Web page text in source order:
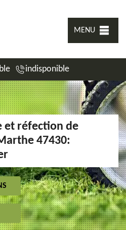
MENU
indisponible
et réfection de
47430: